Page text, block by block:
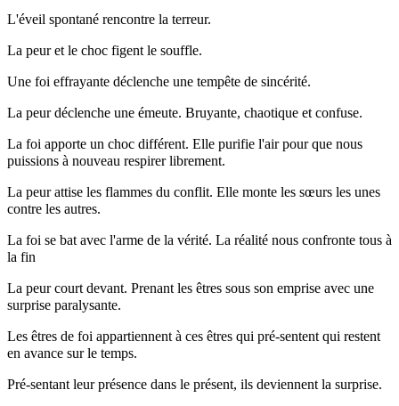
L'éveil spontané rencontre la terreur.
La peur et le choc figent le souffle.
Une foi effrayante déclenche une tempête de sincérité.
La peur déclenche une émeute. Bruyante, chaotique et confuse.
La foi apporte un choc différent. Elle purifie l'air pour que nous
puissions à nouveau respirer librement.
La peur attise les flammes du conflit. Elle monte les sœurs les unes
contre les autres.
La foi se bat avec l'arme de la vérité. La réalité nous confronte tous à
la fin
La peur court devant. Prenant les êtres sous son emprise avec une
surprise paralysante.
Les êtres de foi appartiennent à ces êtres qui pré-sentent qui restent
en avance sur le temps.
Pré-sentant leur présence dans le présent, ils deviennent la surprise.